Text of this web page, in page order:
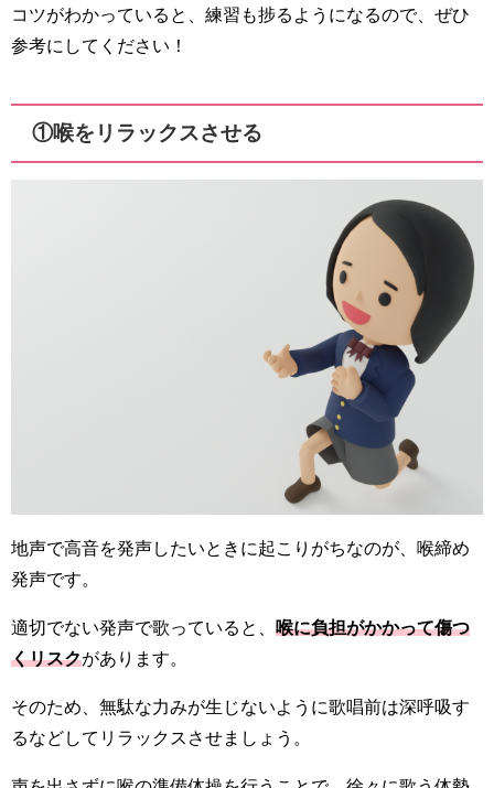
コツがわかっていると、練習も捗るようになるので、ぜひ
参考にしてください！
①喉をリラックスさせる
地声で高音を発声したいときに起こりがちなのが、喉締め
発声です。
適切でない発声で歌っていると、 喉に負担がかかって傷つ
くリスクがあります。
そのため、無駄な力みが生じないように歌唱前は深呼吸す
るなどしてリラックスさせましょう。